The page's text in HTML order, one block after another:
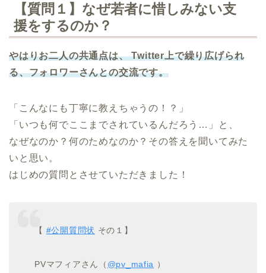
【質問１】なぜ若者に惜しみない支
援をするのか？
やはりお二人の共通点は、 Twitter上で繰り広げられ
る、フォロワーさんとの交流です。
「こんなにも丁寧に教えちゃうの！？」
「いつも何でここまでされているんだろう…」と、
なぜなのか？何のためなのか？その答えを聞いてみた
いと思い。
はじめの質問とさせていただきました！
【 #公開質問状 その１】
PVマフィアさん（ @pv_mafia ）